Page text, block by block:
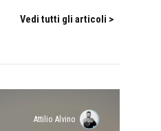
Vedi tutti gli articoli >
Attilio Alvino